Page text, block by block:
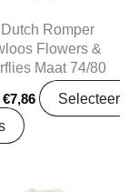
Romper
Flowers &
Maat 74/80
€7,86
Selecteer